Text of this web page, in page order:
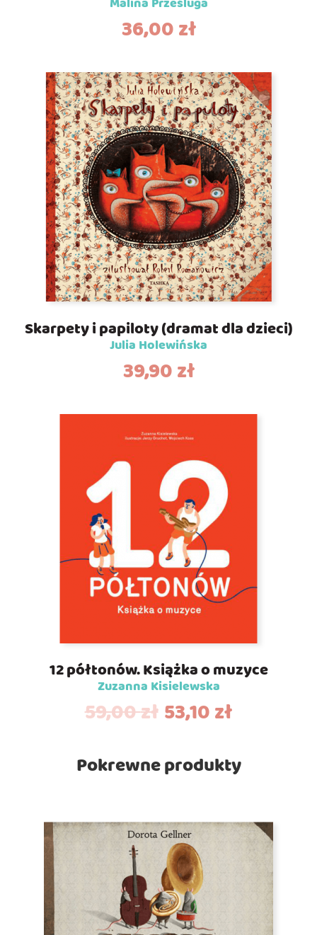
Malina Prześluga
36,00zł
Skarpety i papiloty (dramat dla dzieci)
Julia Holewińska
39,90zł
12 półtonów. Książka o muzyce
Zuzanna Kisielewska
59,00zł 53,10zł
Pokrewne produkty